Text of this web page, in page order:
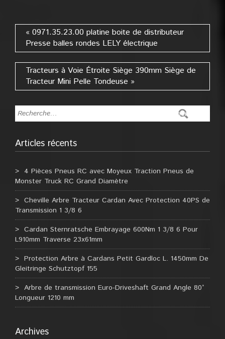
« 0971.35.23.00 platine boite de distributeur
Presse balles rondes LELY électrique
Tracteurs à Voie Étroite Siège 390mm Siège de
Tracteur Mini Pelle Tondeuse »
Articles récents
4 Pièces Pneus RC avec Moyeux Traction Pneus de
Monster Truck RC Grand Diamètre
Cheville Arbre Tracteur Cardan Avec Protection 40PS de
Transmission 1 3/8 6
Cardan Sternratsche Embrayage 600Nm 1 3/8 6 Pour
L910mm Traverse 23x61mm
Protection Arbre à Cardans Petit Gardloc L. 1450mm De
Gleitringe Schutztopf 155
Arbre de transmission Euro-Driveshaft Grand Angle 80°
Longueur 1210 mm
Archives